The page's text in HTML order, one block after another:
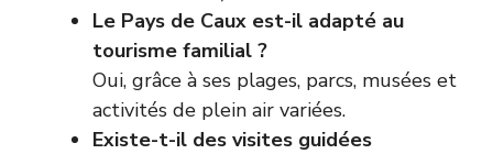
Le Pays de Caux est-il adapté au
tourisme familial ?
Oui, grâce à ses plages, parcs, musées et
activités de plein air variées.
Existe-t-il des visites guidées